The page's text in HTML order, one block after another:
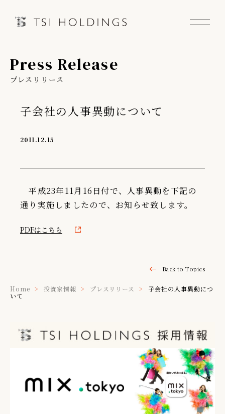
Information
Press Release
プレスリリース
子会社の人事異動について
2011.12.15
平成23年11月16日付で、人事異動を下記の
通り実施しましたので、お知らせ致します。
PDFはこちら
Back to Topics
Home 投資家情報 プレスリリース
子会社の人事異動につ
いて